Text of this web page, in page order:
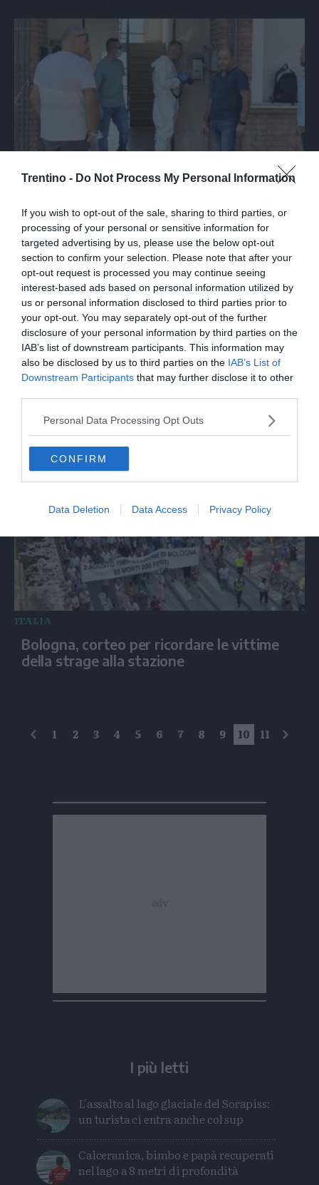
Trentino - Do Not Process My Personal Information
If you wish to opt-out of the sale, sharing to third parties, or
processing of your personal or sensitive information for
targeted advertising by us, please use the below opt-out
section to confirm your selection. Please note that after your
opt-out request is processed you may continue seeing
interest-based ads based on personal information utilized by
us or personal information disclosed to third parties prior to
your opt-out. You may separately opt-out of the further
disclosure of your personal information by third parties on the
IAB’s list of downstream participants. This information may
also be disclosed by us to third parties on the IAB’s List of
Downstream Participants that may further disclose it to other
Personal Data Processing Opt Outs
CONFIRM
Data Deletion Data Access Privacy Policy
ITALIA
lite in casa nel Modenese
ITALIA
Val Badia, colata di fango a San Vigilio di
Marebbe
ITALIA
Bologna, corteo per ricordare le vittime
della strage alla stazione
precedente
1 2 3 4 5 6 7 8 9 10 11
I più letti
L'assalto al lago glaciale del Sorapiss:
un turista ci entra anche col sup
Calceranica, bimbo e papà recuperati
nel lago a 8 metri di profondità